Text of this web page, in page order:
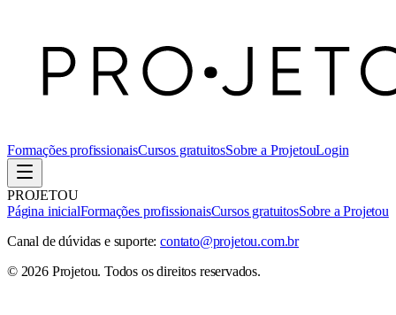
Formações profissionaisCursos gratuitosSobre a ProjetouLogin
PROJETOU
Página inicialFormações profissionaisCursos gratuitosSobre a Projetou
Canal de dúvidas e suporte: contato@projetou.com.br
© 2026 Projetou. Todos os direitos reservados.